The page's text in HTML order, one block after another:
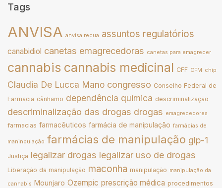
Tags
ANVISA anvisa recua assuntos regulatórios
canabidiol canetas emagrecedoras canetas para emagrecer
cannabis cannabis medicinal CFF CFM chip
Claudia De Lucca Mano congresso Conselho Federal de
Farmacia cânhamo dependência quimica descriminalização
descriminalização das drogas drogas emagrecedores
farmacias farmacêuticos farmácia de manipulação farmácias de
maninpulação farmácias de manipulação glp-1
Justiça legalizar drogas legalizar uso de drogas
Liberação da manipulação maconha manipulação manipulação da
cannabis Mounjaro Ozempic prescrição médica procedimentos